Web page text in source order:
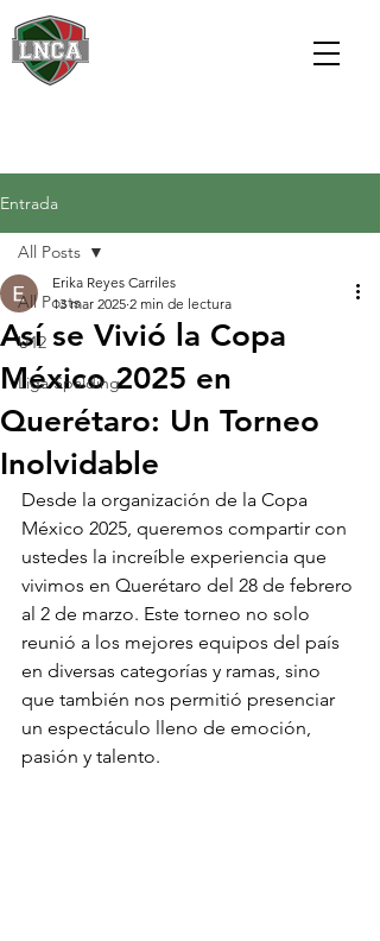
Entrada
All Posts
U12
Liga Spalding
All Posts
Así se Vivió la Copa
México 2025 en
Querétaro: Un Torneo
Inolvidable
Erika Reyes Carriles
13 mar 2025 2 min de lectura
Desde la organización de la Copa
México 2025, queremos compartir con
ustedes la increíble experiencia que
vivimos en Querétaro del 28 de febrero
al 2 de marzo. Este torneo no solo
reunió a los mejores equipos del país
en diversas categorías y ramas, sino
que también nos permitió presenciar
un espectáculo lleno de emoción,
pasión y talento.